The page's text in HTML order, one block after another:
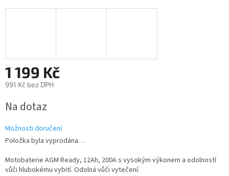
1 199 Kč
991 Kč bez DPH
cena:
Na dotaz
Možnosti doručení
Položka byla vyprodána…
Motobaterie AGM Ready, 12Ah, 200A s vysokým výkonem a odolností
vůči hlubokému vybití. Odolná vůči vytečení.